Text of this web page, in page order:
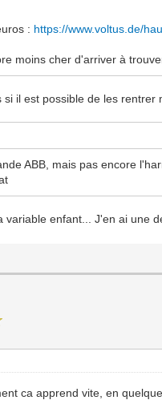
: https://www.voltus.de/
moins cher d'arriver à
si il est possible de les
ABB, mais pas encore
variable enfant... J'en ai une
ca apprend vite, en